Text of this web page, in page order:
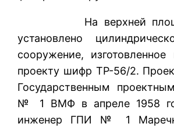
На верхней
установлено
сооружение,
проекту шифр ТР-56/2.
Государственным
№ 1 ВМФ в апреле 1958
инженер ГПИ № 1